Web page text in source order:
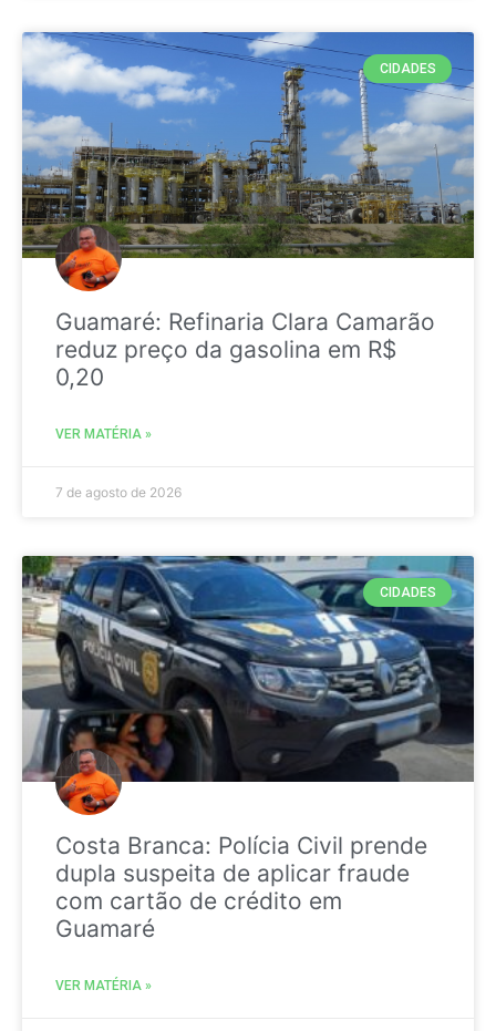
CIDADES
Guamaré: Refinaria Clara Camarão
reduz preço da gasolina em R$
0,20
VER MATÉRIA »
7 de agosto de 2026
CIDADES
Costa Branca: Polícia Civil prende
dupla suspeita de aplicar fraude
com cartão de crédito em
Guamaré
VER MATÉRIA »